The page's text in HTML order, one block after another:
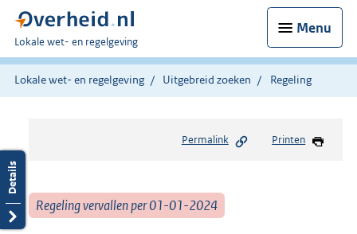
Menu
U
bent
hier:
Lokale wet- en regelgeving
Lokale wet- en regelgeving Uitgebreid zoeken Regeling
Permalink Printen
Regeling vervallen per 01-01-2024